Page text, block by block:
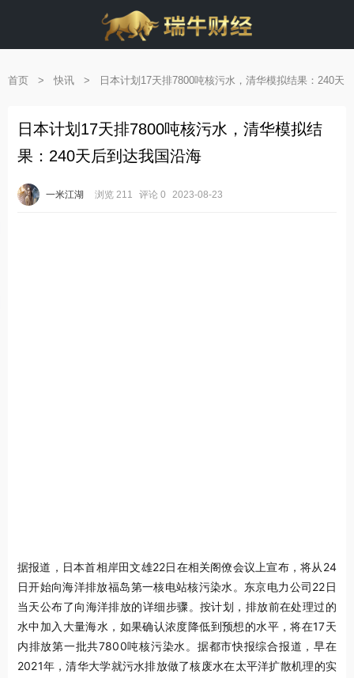
首页 > 快讯 > 日本计划17天排7800吨核污水，清华模拟结果：240天
日本计划17天排7800吨核污水，清华模拟结
果：240天后到达我国沿海
一米江湖 浏览 211 评论 0 2023-08-23
据报道，日本首相岸田文雄22日在相关阁僚会议上宣布，将从24
日开始向海洋排放福岛第一核电站核污染水。东京电力公司22日
当天公布了向海洋排放的详细步骤。按计划，排放前在处理过的
水中加入大量海水，如果确认浓度降低到预想的水平，将在17天
内排放第一批共7800吨核污染水。据都市快报综合报道，早在
2021年，清华大学就污水排放做了核废水在太平洋扩散机理的实